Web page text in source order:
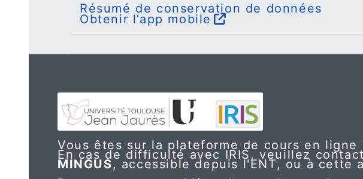
Résumé de conservation de données
Obtenir l’app mobile
Vous êtes sur la plateforme de cours en ligne
En cas de difficulté avec IRIS, veuillez
MINGUS, accessible depuis l'ENT, ou à cette